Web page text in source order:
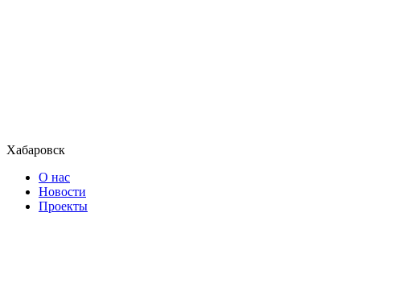
Хабаровск
О нас
Новости
Проекты